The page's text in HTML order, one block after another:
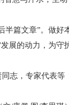
半篇文章”。做好
展的动力，为守
志，专家代表等